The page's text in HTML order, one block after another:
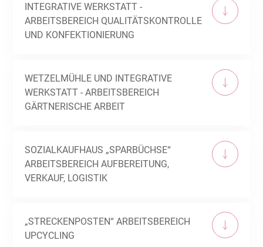
INTEGRATIVE WERKSTATT -
ARBEITSBEREICH QUALITÄTSKONTROLLE
UND KONFEKTIONIERUNG
WETZELMÜHLE UND INTEGRATIVE
WERKSTATT - ARBEITSBEREICH
GÄRTNERISCHE ARBEIT
SOZIALKAUFHAUS „SPARBÜCHSE“
ARBEITSBEREICH AUFBEREITUNG,
VERKAUF, LOGISTIK
„STRECKENPOSTEN“ ARBEITSBEREICH
UPCYCLING